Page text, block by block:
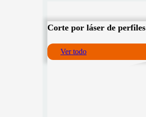
Corte por láser de perfiles
Ver todo